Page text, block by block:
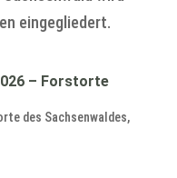
eingegliedert.
– Forstorte
des Sachsenwaldes,